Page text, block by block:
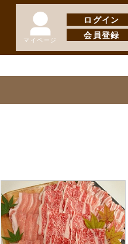
マイページ
ログイン
会員登録